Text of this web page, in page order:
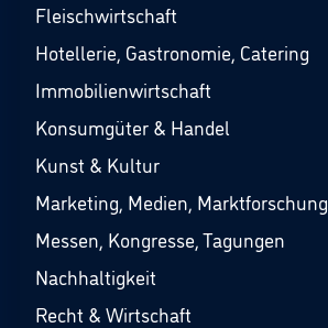
Fleischwirtschaft
Hotellerie, Gastronomie, Catering
Immobilienwirtschaft
Konsumgüter & Handel
Kunst & Kultur
Marketing, Medien, Marktforschung
Messen, Kongresse, Tagungen
Nachhaltigkeit
Recht & Wirtschaft